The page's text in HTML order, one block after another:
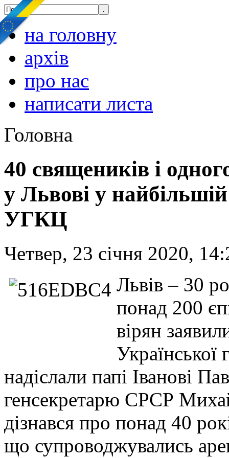
на головну
архів
про нас
написати листа
Головна
40 священиків і
у Львові у
УГКЦ
Четвер, 23 січня 2020,
Львів – 30
понад 200
вірян
Української
надіслали папі Іванові
генсекретарю СРСР
дізнався про понад 40
що супроводжувались